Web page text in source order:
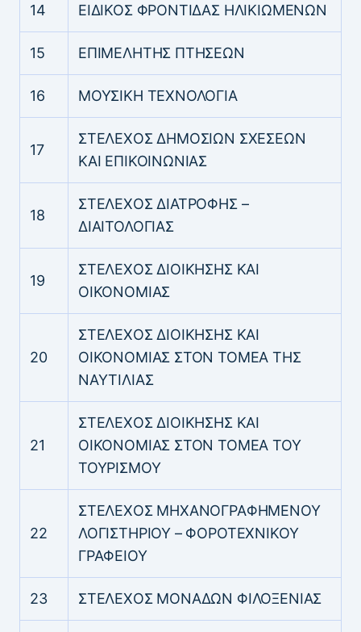
14 ΕΙΔΙΚΟΣ ΦΡΟΝΤΙΔΑΣ ΗΛΙΚΙΩΜΕΝΩΝ
15 ΕΠΙΜΕΛΗΤΗΣ ΠΤΗΣΕΩΝ
16 ΜΟΥΣΙΚΗ ΤΕΧΝΟΛΟΓΙΑ
17
ΣΤΕΛΕΧΟΣ ΔΗΜΟΣΙΩΝ ΣΧΕΣΕΩΝ
ΚΑΙ ΕΠΙΚΟΙΝΩΝΙΑΣ
18
ΣΤΕΛΕΧΟΣ ΔΙΑΤΡΟΦΗΣ –
ΔΙΑΙΤΟΛΟΓΙΑΣ
19
ΣΤΕΛΕΧΟΣ ΔΙΟΙΚΗΣΗΣ ΚΑΙ
ΟΙΚΟΝΟΜΙΑΣ
20
ΣΤΕΛΕΧΟΣ ΔΙΟΙΚΗΣΗΣ ΚΑΙ
ΟΙΚΟΝΟΜΙΑΣ ΣΤΟΝ ΤΟΜΕΑ ΤΗΣ
ΝΑΥΤΙΛΙΑΣ
21
ΣΤΕΛΕΧΟΣ ΔΙΟΙΚΗΣΗΣ ΚΑΙ
ΟΙΚΟΝΟΜΙΑΣ ΣΤΟΝ ΤΟΜΕΑ ΤΟΥ
ΤΟΥΡΙΣΜΟΥ
22
ΣΤΕΛΕΧΟΣ ΜΗΧΑΝΟΓΡΑΦΗΜΕΝΟΥ
ΛΟΓΙΣΤΗΡΙΟΥ – ΦΟΡΟΤΕΧΝΙΚΟΥ
ΓΡΑΦΕΙΟΥ
23 ΣΤΕΛΕΧΟΣ ΜΟΝΑΔΩΝ ΦΙΛΟΞΕΝΙΑΣ